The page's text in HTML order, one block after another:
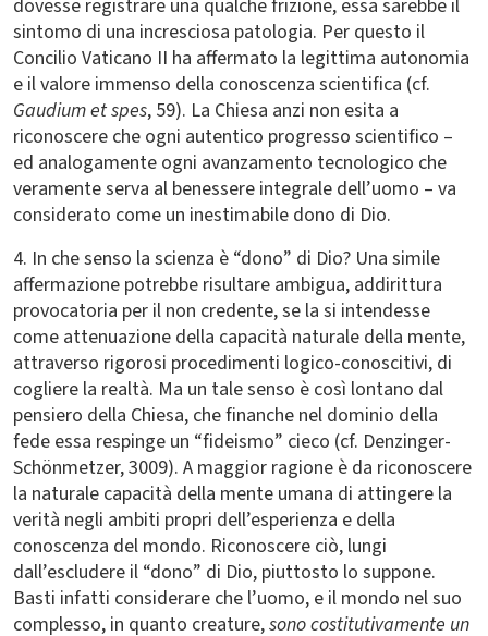
dovesse registrare una qualche frizione, essa sarebbe il
sintomo di una incresciosa patologia. Per questo il
Concilio Vaticano II ha affermato la legittima autonomia
e il valore immenso della conoscenza scientifica (cf.
Gaudium et spes, 59). La Chiesa anzi non esita a
riconoscere che ogni autentico progresso scientifico –
ed analogamente ogni avanzamento tecnologico che
veramente serva al benessere integrale dell’uomo – va
considerato come un inestimabile dono di Dio.
4. In che senso la scienza è “dono” di Dio? Una simile
affermazione potrebbe risultare ambigua, addirittura
provocatoria per il non credente, se la si intendesse
come attenuazione della capacità naturale della mente,
attraverso rigorosi procedimenti logico-conoscitivi, di
cogliere la realtà. Ma un tale senso è così lontano dal
pensiero della Chiesa, che finanche nel dominio della
fede essa respinge un “fideismo” cieco (cf. Denzinger-
Schönmetzer, 3009). A maggior ragione è da riconoscere
la naturale capacità della mente umana di attingere la
verità negli ambiti propri dell’esperienza e della
conoscenza del mondo. Riconoscere ciò, lungi
dall’escludere il “dono” di Dio, piuttosto lo suppone.
Basti infatti considerare che l’uomo, e il mondo nel suo
complesso, in quanto creature,sono costitutivamente un